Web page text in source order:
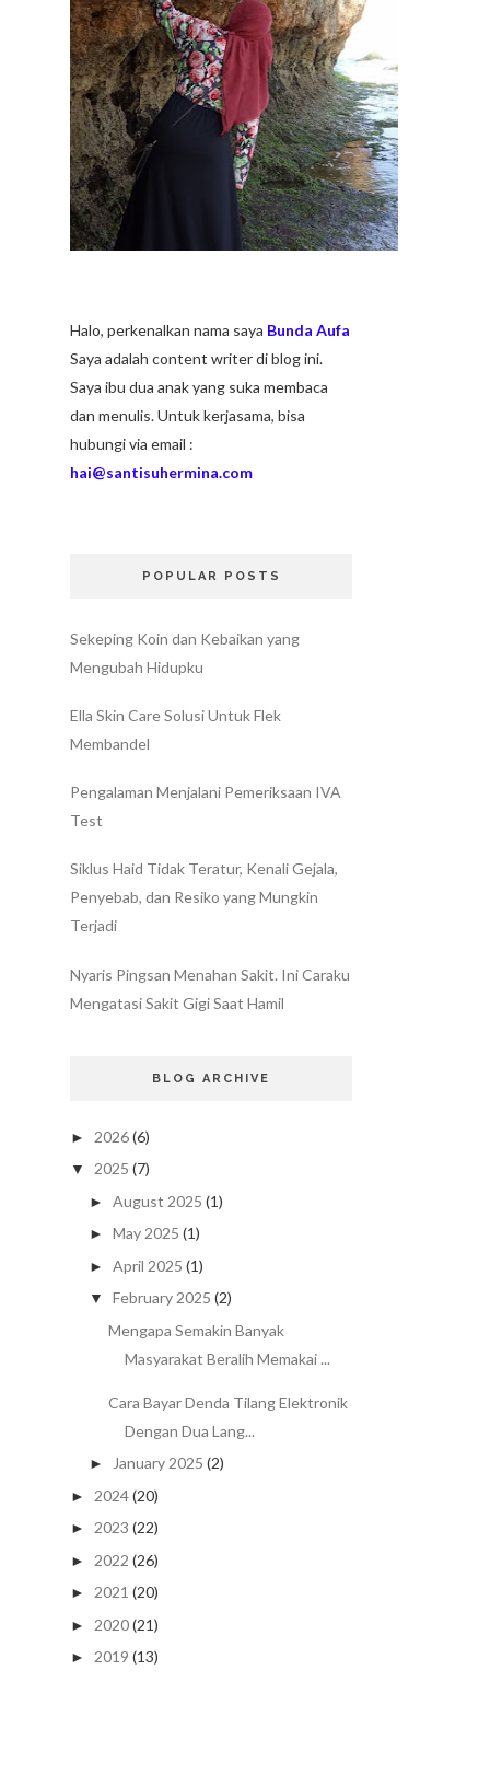
Halo, perkenalkan nama saya Bunda Aufa
Saya adalah content writer di blog ini.
Saya ibu dua anak yang suka membaca
dan menulis. Untuk kerjasama, bisa
hubungi via email :
hai@santisuhermina.com
POPULAR POSTS
Sekeping Koin dan Kebaikan yang
Mengubah Hidupku
Ella Skin Care Solusi Untuk Flek
Membandel
Pengalaman Menjalani Pemeriksaan IVA
Test
Siklus Haid Tidak Teratur, Kenali Gejala,
Penyebab, dan Resiko yang Mungkin
Terjadi
Nyaris Pingsan Menahan Sakit. Ini Caraku
Mengatasi Sakit Gigi Saat Hamil
BLOG ARCHIVE
► 2026(6)
▼ 2025 (7)
► August 2025 (1)
► May 2025 (1)
► April 2025 (1)
▼ February 2025 (2)
Mengapa Semakin Banyak
Masyarakat Beralih Memakai ...
Cara Bayar Denda Tilang Elektronik
Dengan Dua Lang...
► January 2025 (2)
► 2024(20)
► 2023 (22)
► 2022 (26)
► 2021 (20)
► 2020(21)
► 2019 (13)